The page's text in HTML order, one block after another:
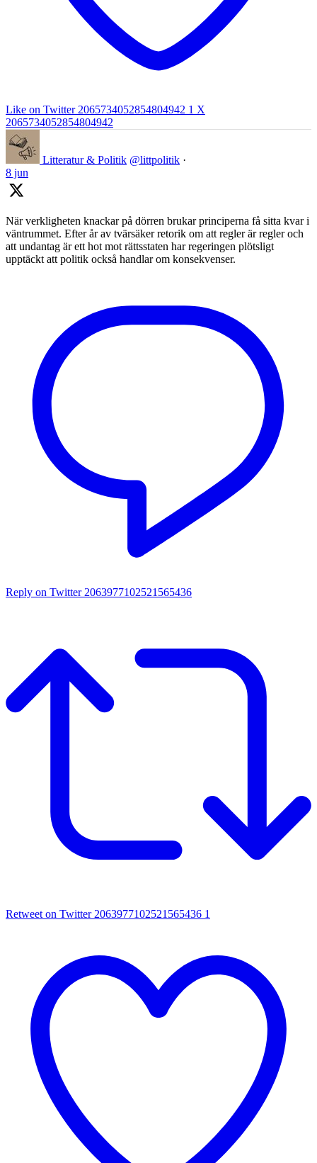
Like on Twitter 2065734052854804942 1 X
2065734052854804942
Litteratur & Politik @littpolitik ·
8 jun
När verkligheten knackar på dörren brukar principerna få sitta kvar i
väntrummet. Efter år av tvärsäker retorik om att regler är regler och
att undantag är ett hot mot rättsstaten har regeringen plötsligt
upptäckt att politik också handlar om konsekvenser.
Reply on Twitter 2063977102521565436
Retweet on Twitter 2063977102521565436 1